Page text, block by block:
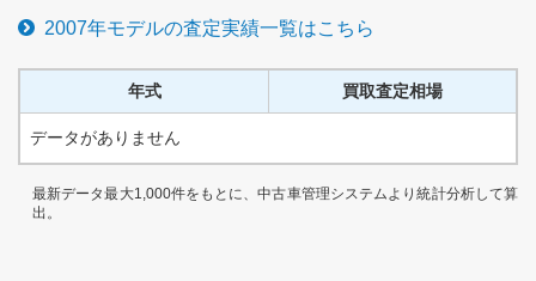
2007年モデルの査定実績一覧はこちら
年式 買取査定相場
データがありません
最新データ最大1,000件をもとに、中古車管理システムより統計分析して算
出。